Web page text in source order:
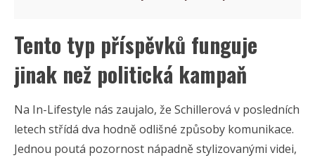
Tento typ příspěvků funguje
jinak než politická kampaň
Na In-Lifestyle nás zaujalo, že Schillerová v posledních
letech střídá dva hodně odlišné způsoby komunikace.
Jednou poutá pozornost nápadně stylizovanými videi,